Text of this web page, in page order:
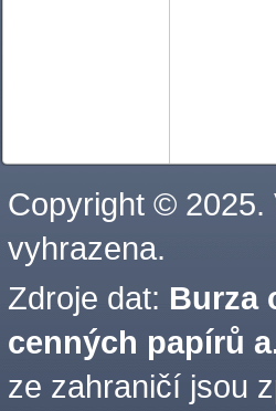
Copyright © 2025.
vyhrazena.
Zdroje dat: Burza
cenných papírů
ze zahraničí jsou